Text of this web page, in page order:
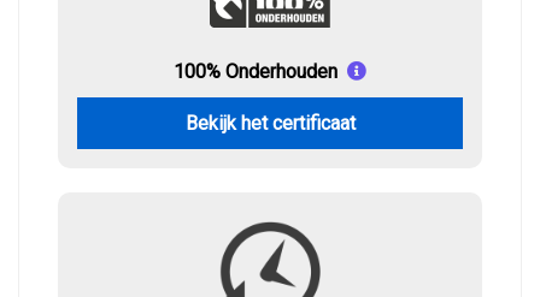
100% Onderhouden
Bekijk het certificaat